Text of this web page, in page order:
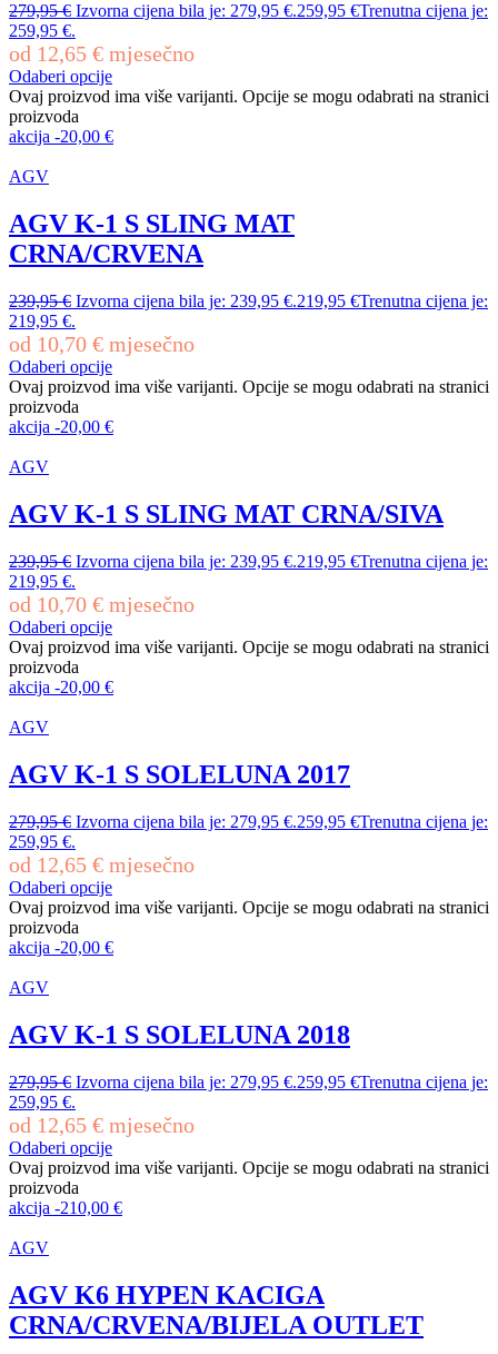
279,95€ Izvorna cijena bila je: 279,95 €.259,95 €Trenutna cijena je:
259,95 €.
od 12,65 € mjesečno
Odaberi opcije
Ovaj proizvod ima više varijanti. Opcije se mogu odabrati na stranici
proizvoda
akcija -20,00 €
AGV
AGV K-1 S SLING MAT
CRNA/CRVENA
239,95€ Izvorna cijena bila je: 239,95 €.219,95 €Trenutna cijena je:
219,95 €.
od 10,70 € mjesečno
Odaberi opcije
Ovaj proizvod ima više varijanti. Opcije se mogu odabrati na stranici
proizvoda
akcija -20,00 €
AGV
AGV K-1 S SLING MAT CRNA/SIVA
239,95€ Izvorna cijena bila je: 239,95 €.219,95 €Trenutna cijena je:
219,95 €.
od 10,70 € mjesečno
Odaberi opcije
Ovaj proizvod ima više varijanti. Opcije se mogu odabrati na stranici
proizvoda
akcija -20,00 €
AGV
AGV K-1 S SOLELUNA 2017
279,95€ Izvorna cijena bila je: 279,95 €.259,95 €Trenutna cijena je:
259,95 €.
od 12,65 € mjesečno
Odaberi opcije
Ovaj proizvod ima više varijanti. Opcije se mogu odabrati na stranici
proizvoda
akcija -20,00 €
AGV
AGV K-1 S SOLELUNA 2018
279,95€ Izvorna cijena bila je: 279,95 €.259,95 €Trenutna cijena je:
259,95 €.
od 12,65 € mjesečno
Odaberi opcije
Ovaj proizvod ima više varijanti. Opcije se mogu odabrati na stranici
proizvoda
akcija -210,00 €
AGV
AGV K6 HYPEN KACIGA
CRNA/CRVENA/BIJELA OUTLET